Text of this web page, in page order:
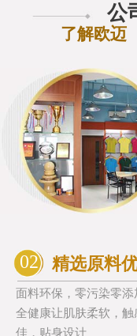
公
了解欧
02 精选原料
面料环保，零污染零添
全健康让肌肤柔软，触
佳，贴身设计